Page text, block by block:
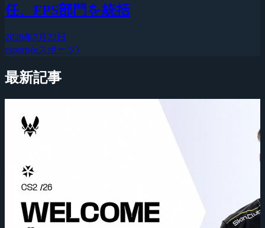
任、FPS部門を統括
2026年7月22日
esports(eスポーツ)
最新記事